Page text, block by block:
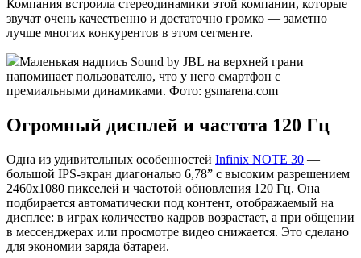
Компания встроила стереодинамики этой компании, которые
звучат очень качественно и достаточно громко — заметно
лучше многих конкурентов в этом сегменте.
Маленькая надпись Sound by JBL на верхней грани
напоминает пользователю, что у него смартфон с
премиальными динамиками. Фото: gsmarena.com
Огромный дисплей и частота 120 Гц
Одна из удивительных особенностей Infinix NOTE 30 —
большой IPS-экран диагональю 6,78” с высоким разрешением
2460х1080 пикселей и частотой обновления 120 Гц. Она
подбирается автоматически под контент, отображаемый на
дисплее: в играх количество кадров возрастает, а при общении
в мессенджерах или просмотре видео снижается. Это сделано
для экономии заряда батареи.